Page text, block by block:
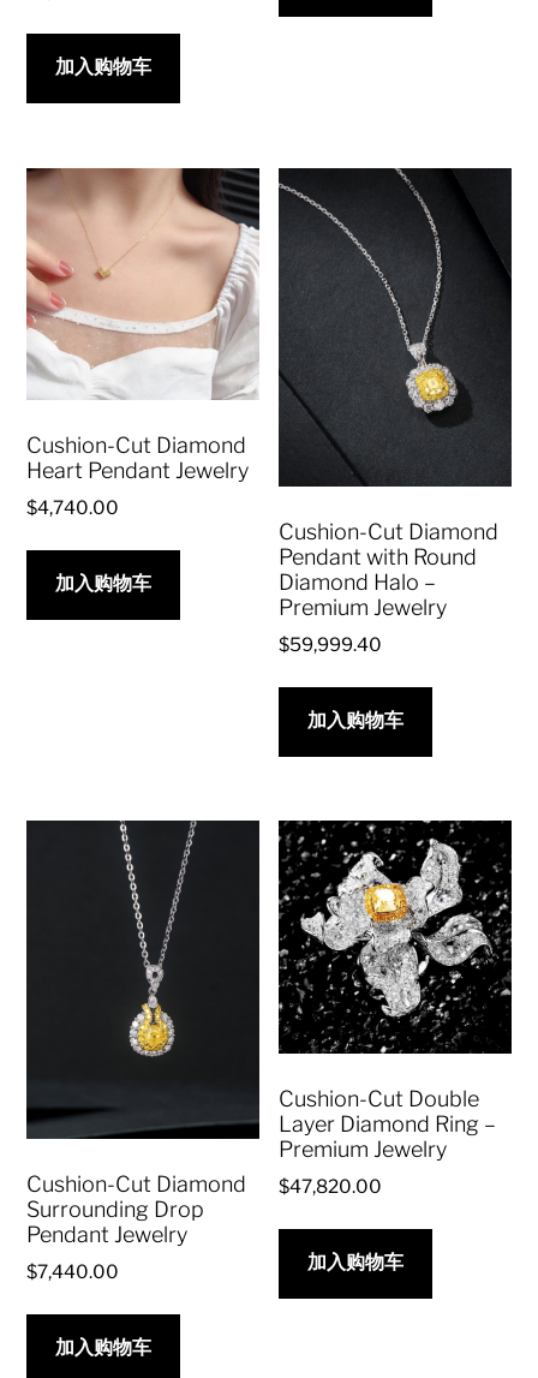
加入购物车
Cushion-Cut Diamond
Heart Pendant Jewelry
$4,740.00
加入购物车
Cushion-Cut Diamond
Pendant with Round
Diamond Halo –
Premium Jewelry
$59,999.40
加入购物车
Cushion-Cut Diamond
Surrounding Drop
Pendant Jewelry
$7,440.00
加入购物车
Cushion-Cut Double
Layer Diamond Ring –
Premium Jewelry
$47,820.00
加入购物车